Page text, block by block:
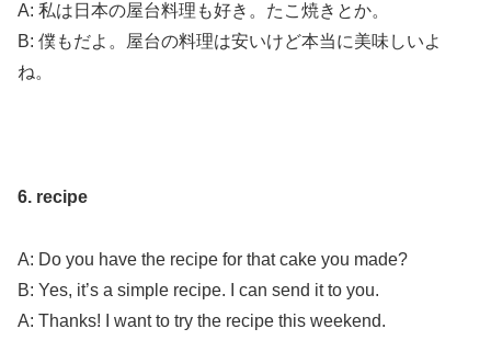
A: 私は日本の屋台料理も好き。たこ焼きとか。
B: 僕もだよ。屋台の料理は安いけど本当に美味しいよ
ね。
6. recipe
A: Do you have the recipe for that cake you made?
B: Yes, it’s a simple recipe. I can send it to you.
A: Thanks! I want to try the recipe this weekend.